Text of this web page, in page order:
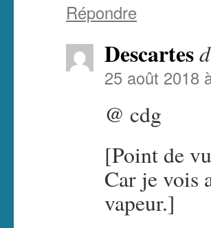
Répondre
Descartes
25 août 2018
@ cdg
[Point de
Car je vois
vapeur.]